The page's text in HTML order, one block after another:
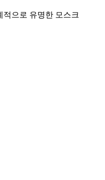
으로 유명한 모스크